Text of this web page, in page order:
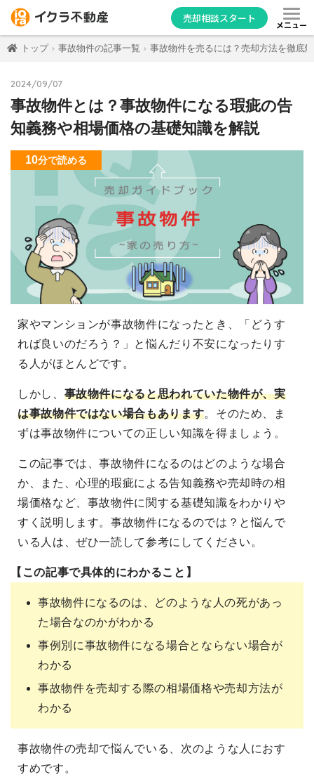
売却相談スタート
メニュー
トップ 事故物件の記事一覧 事故物件を売るには？売却方法を徹底
2024/09/07
事故物件とは？事故物件になる瑕疵の告
知義務や相場価格の基礎知識を解説
10分で読める
家やマンションが事故物件になったとき、「どうす
れば良いのだろう？」と悩んだり不安になったりす
る人がほとんどです。
しかし、 事故物件になると思われていた物件が、実
は事故物件ではない場合もあります。そのため、ま
ずは事故物件についての正しい知識を得ましょう。
この記事では、事故物件になるのはどのような場合
か、また、心理的瑕疵による告知義務や売却時の相
場価格など、事故物件に関する基礎知識をわかりや
すく説明します。事故物件になるのでは？と悩んで
いる人は、ぜひ一読して参考にしてください。
【この記事で具体的にわかること】
事故物件になるのは、どのような人の死があっ
た場合なのかがわかる
事例別に事故物件になる場合とならない場合が
わかる
事故物件を売却する際の相場価格や売却方法が
わかる
事故物件の売却で悩んでいる、次のような人におす
すめです。